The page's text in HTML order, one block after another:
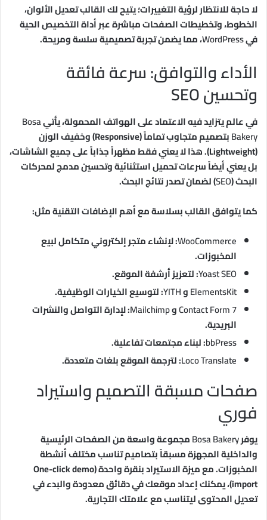
لا حاجة للانتظار لرؤية التغييرات؛ يتيح لك القالب تعديل الألوان،
الخطوط، وتخطيطات الصفحات مباشرة عبر أداة التخصيص الحية
فيWordPress، مما يضمن تجربة تصميمية سلسة ومريحة.
الأداء والتوافق: سرعة فائقة
وتحسين SEO
في عالم يتزايد فيه الاعتماد على الهواتف المحمولة، يأتيBosa
Bakery
بتصميم متجاوب تماماً (Responsive) وخفيف الوزن
(Lightweight). هذا لا يعني فقط مظهراً جذاباً على جميع الشاشات،
بل يعني أيضاً سرعات تحميل استثنائية وتحسين مدمج لمحركات
البحث (SEO) لضمان تصدر نتائج البحث.
كما يتوافق القالب بسلاسة مع أهم الإضافات التقنية مثل:
WooCommerce: لإنشاء متجر إلكتروني متكامل لبيع
المخبوزات.
Yoast SEO: لتعزيز أرشفة الموقع.
ElementsKitوYITH: لتوسيع الخيارات الوظيفية.
Contact Form 7وMailchimp: لإدارة التواصل والنشرات
البريدية.
bbPress: لبناء مجتمعات تفاعلية.
Loco Translate: لترجمة الموقع بلغات متعددة.
صفحات مسبقة التصميم واستيراد
فوري
يوفرBosa Bakeryمجموعة واسعة من الصفحات الرئيسية
والداخلية المجهزة مسبقاً بتصاميم تناسب مختلف أنشطة
المخبوزات. مع ميزة الاستيراد بنقرة واحدة (One-click demo
import)، يمكنك إعداد موقعك في دقائق معدودة والبدء في
تعديل المحتوى ليتناسب مع علامتك التجارية.